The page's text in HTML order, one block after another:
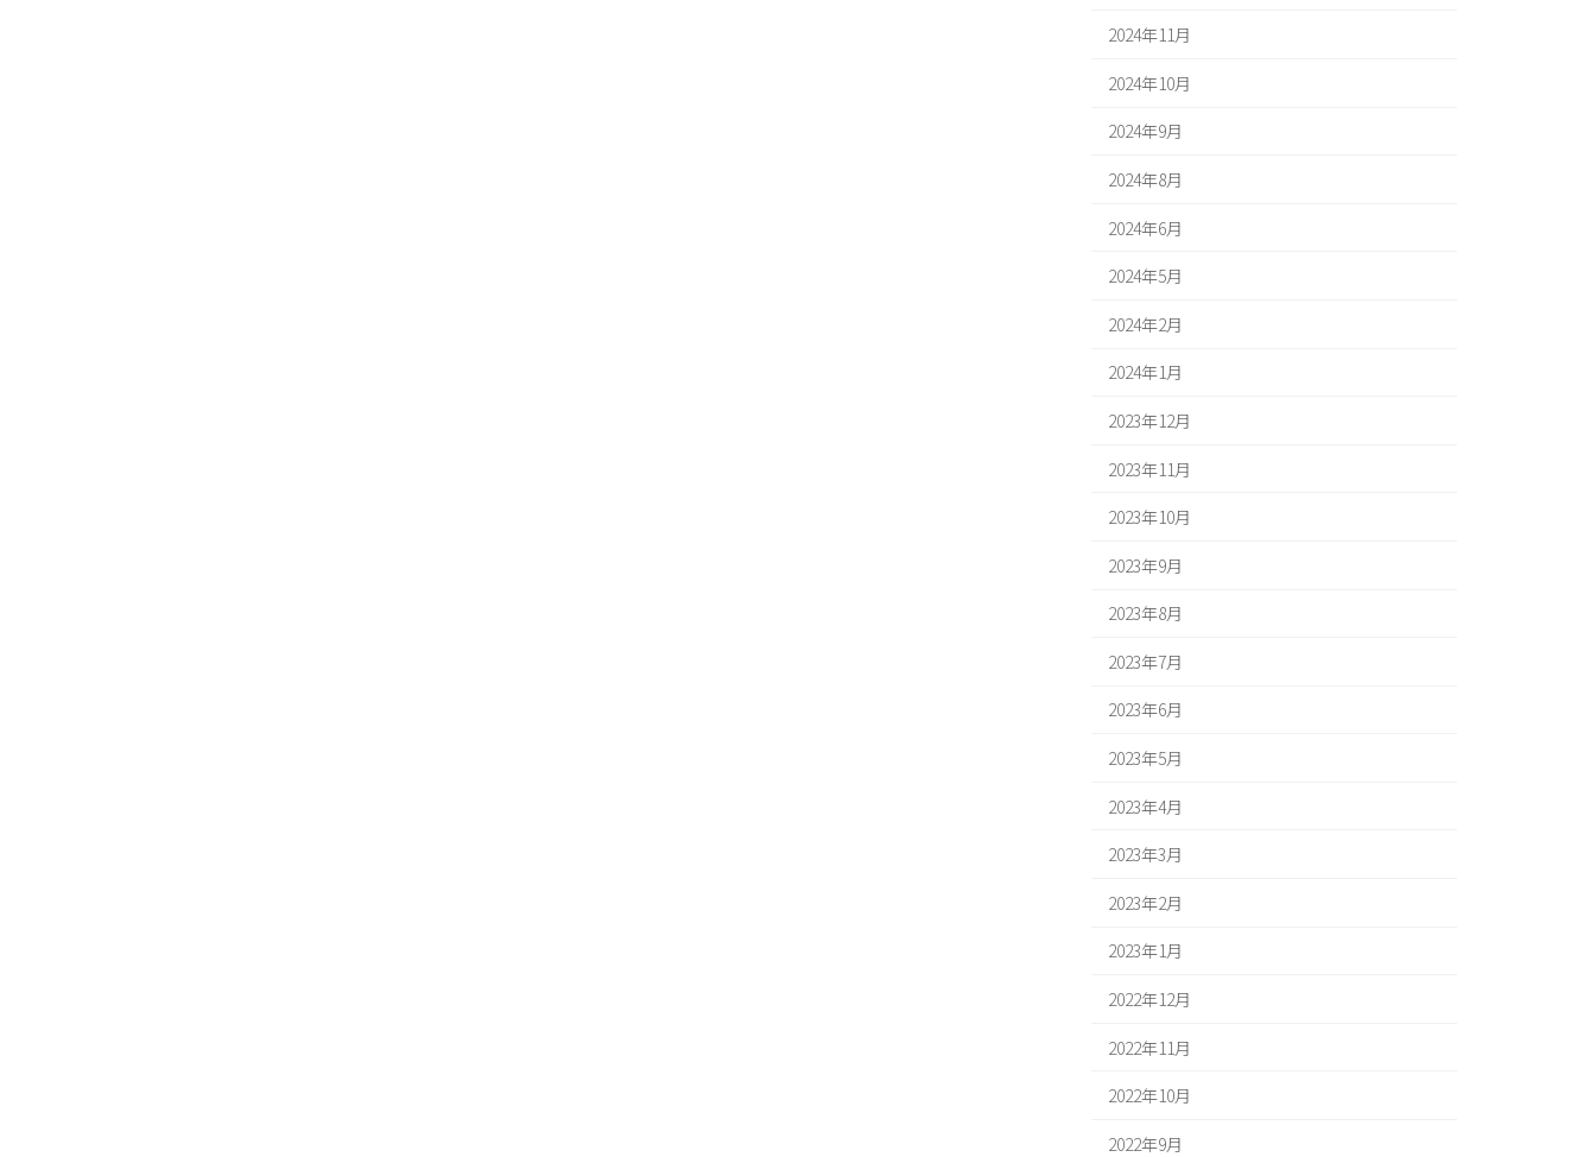
2024年11月
2024年10月
2024年9月
2024年8月
2024年6月
2024年5月
2024年2月
2024年1月
2023年12月
2023年11月
2023年10月
2023年9月
2023年8月
2023年7月
2023年6月
2023年5月
2023年4月
2023年3月
2023年2月
2023年1月
2022年12月
2022年11月
2022年10月
2022年9月